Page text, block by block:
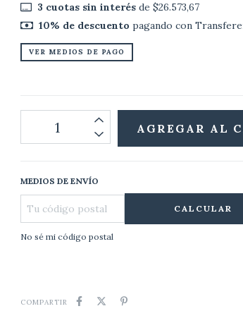
3 cuotas sin interésde $26.573,67
10% de descuento pagando con
VER MEDIOS DE PAGO
MEDIOS DE ENVÍO
CALCULAR
No sé mi código postal
COMPARTIR